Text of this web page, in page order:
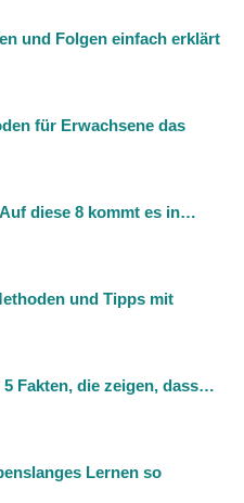
und Folgen einfach erklärt
für Erwachsene das
diese 8 kommt es in…
und Tipps mit
Fakten, die zeigen, dass…
Lernen so